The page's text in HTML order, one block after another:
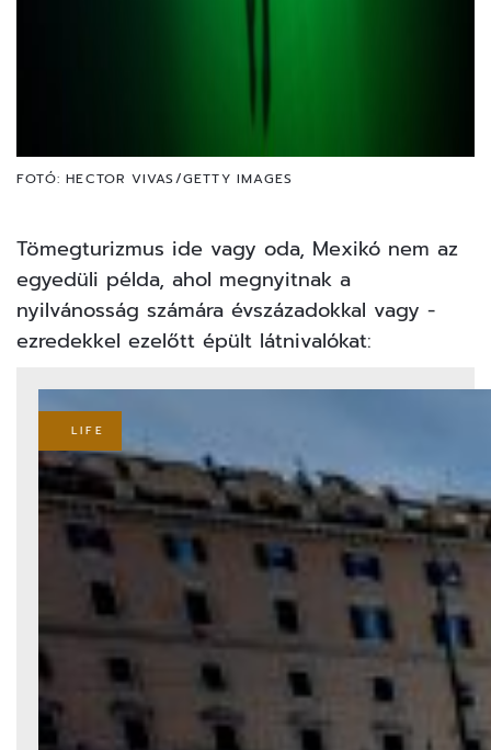
FOTÓ: HECTOR VIVAS/GETTY IMAGES
Tömegturizmus ide vagy oda, Mexikó nem az
egyedüli példa, ahol megnyitnak a
nyilvánosság számára évszázadokkal vagy -
ezredekkel ezelőtt épült látnivalókat:
LIFE